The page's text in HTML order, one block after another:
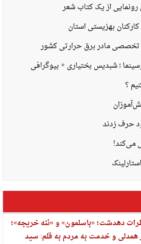
رونمایی از یک کتاب شعر
بهزیستی استان
تخصصی مادر برق حرارتی کشور
؛ شبدیس بختیاری + بیوگرافی
؟
دهدشت؛ «باسلمون» و «ننه خریجه»؛
همدلی و خدمت به مردم به قلم: سید